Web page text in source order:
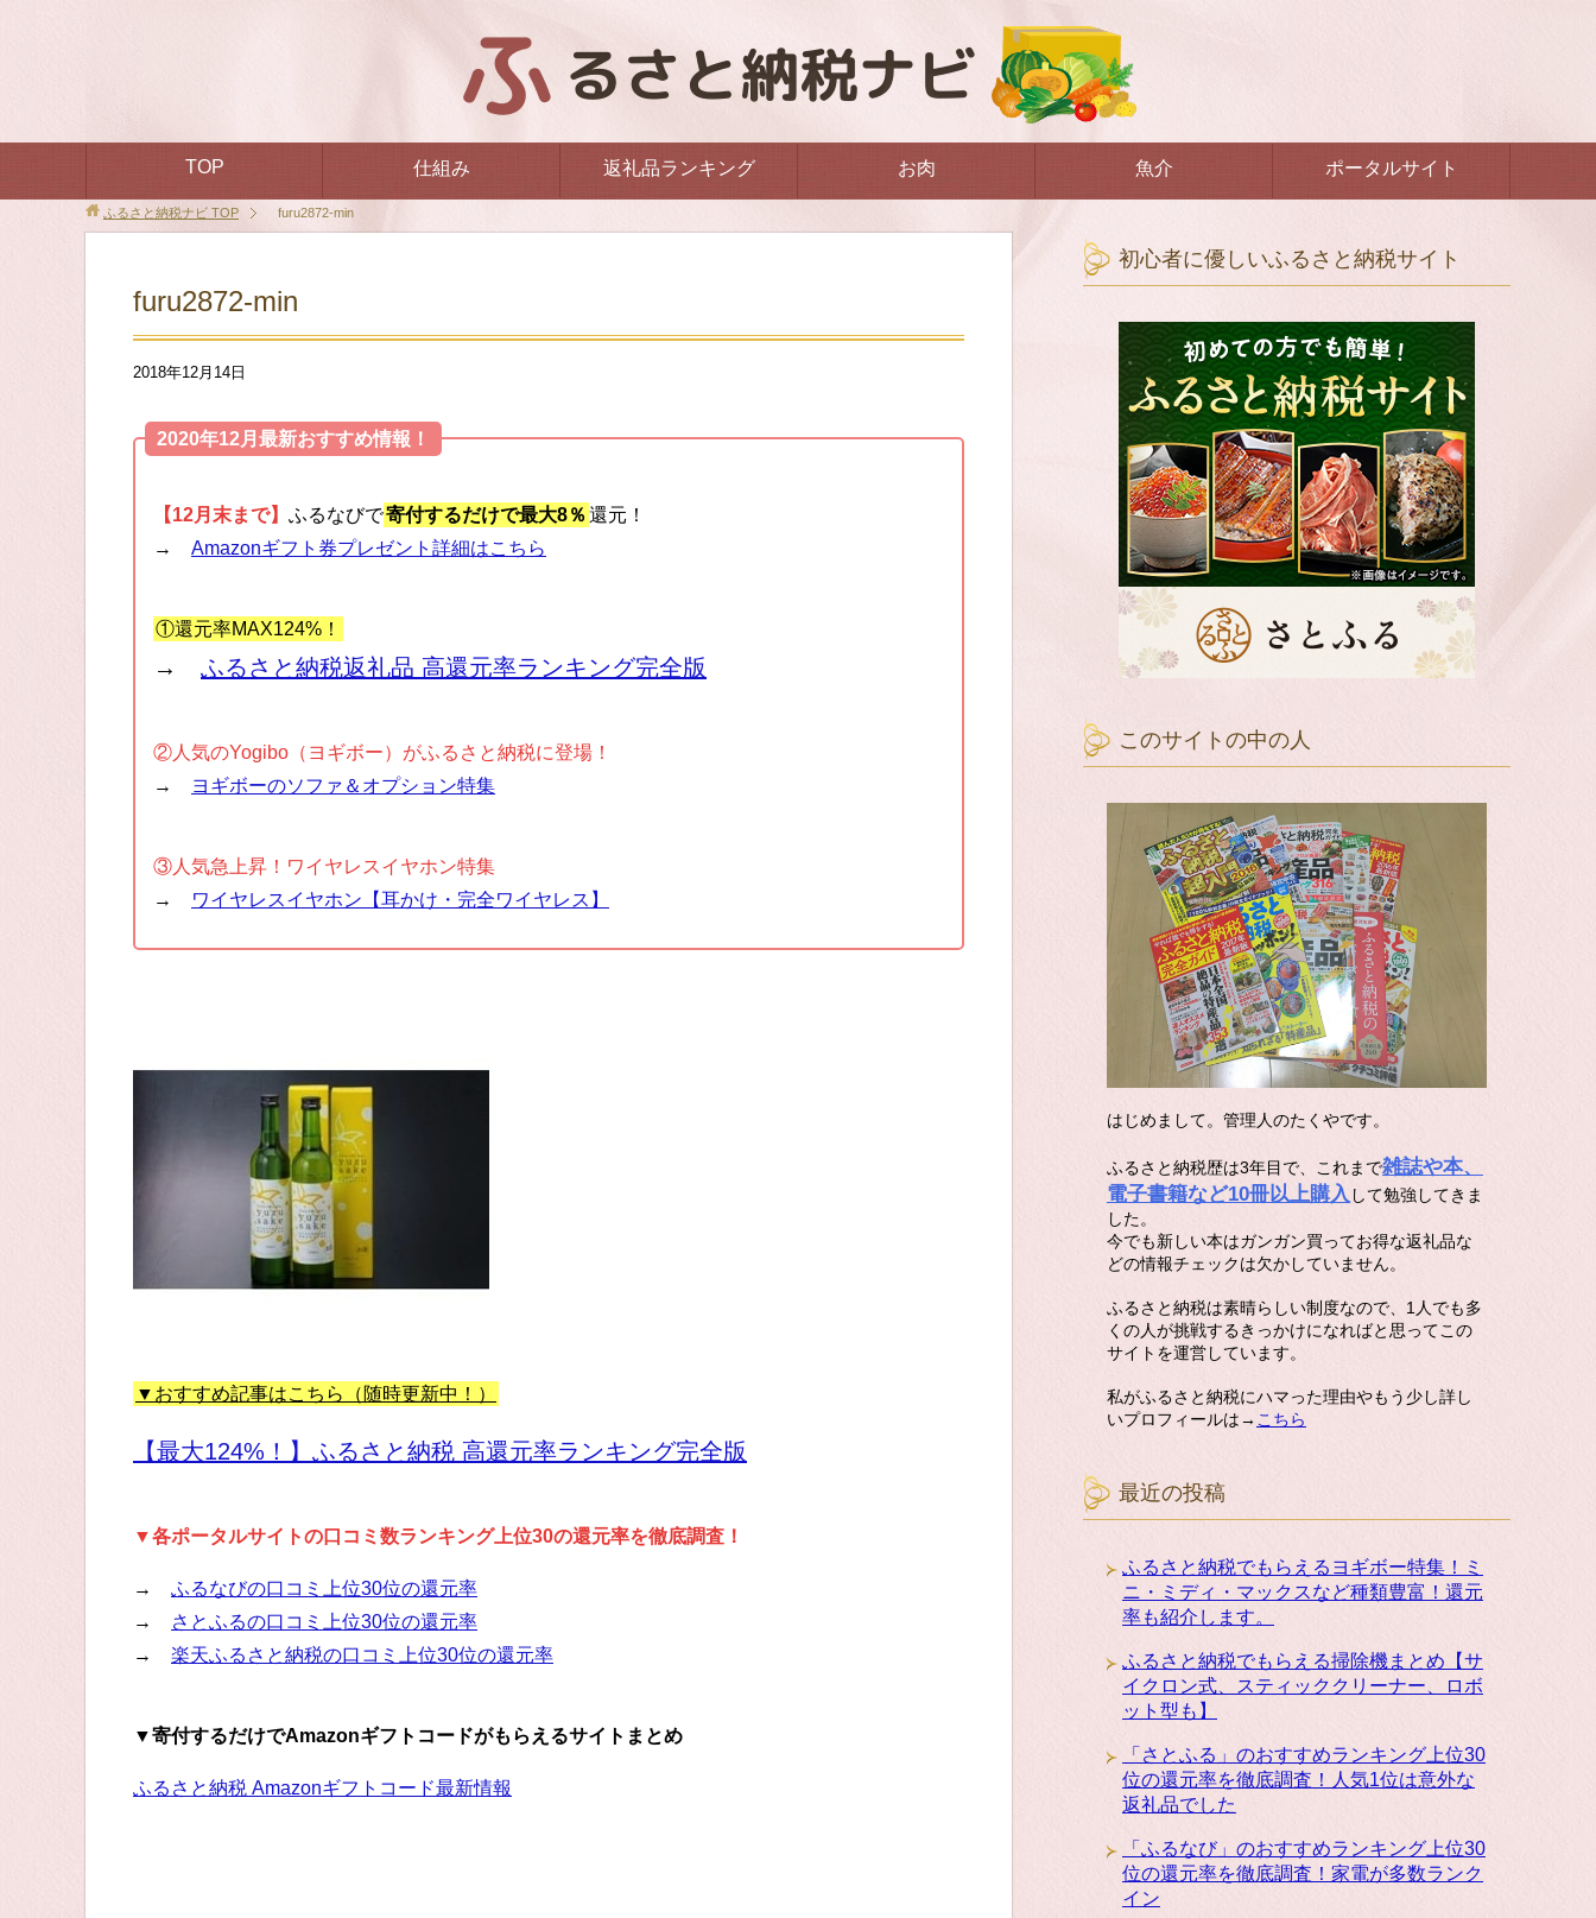
TOP 仕組み 返礼品ランキング お肉 魚介 ポータルサイト
ふるさと納税ナビ TOP furu2872-min
furu2872-min
2018年12月14日
2020年12月最新おすすめ情報！
【12月末まで】 ふるなびで寄付するだけで最大8％ 還元！
→ Amazonギフト券プレゼント詳細はこちら
①還元率MAX124%！
→ ふるさと納税返礼品 高還元率ランキング完全版
②人気のYogibo（ヨギボー）がふるさと納税に登場！
→
ヨギボーのソファ＆オプション特集
③人気急上昇！ワイヤレスイヤホン特集
→
ワイヤレスイヤホン【耳かけ・完全ワイヤレス】
▼おすすめ記事はこちら（随時更新中！）
【最大124%！】ふるさと納税 高還元率ランキング完全版
▼各ポータルサイトの口コミ数ランキング上位30の還元率を徹底調査！
→ ふるなびの口コミ上位30位の還元率
→
さとふるの口コミ上位30位の還元率
→ 楽天ふるさと納税の口コミ上位30位の還元率
▼寄付するだけでAmazonギフトコードがもらえるサイトまとめ
ふるさと納税 Amazonギフトコード最新情報
初心者に優しいふるさと納税サイト
このサイトの中の人
はじめまして。管理人のたくやです。
ふるさと納税歴は3年目で、これまで雑誌や本、
電子書籍など10冊以上購入 して勉強してきま
した。
今でも新しい本はガンガン買ってお得な返礼品な
どの情報チェックは欠かしていません。
ふるさと納税は素晴らしい制度なので、1人でも多
くの人が挑戦するきっかけになればと思ってこの
サイトを運営しています。
私がふるさと納税にハマった理由やもう少し詳し
いプロフィールは→ こちら
最近の投稿
ふるさと納税でもらえるヨギボー特集！ミ
ニ・ミディ・マックスなど種類豊富！還元
率も紹介します。
ふるさと納税でもらえる掃除機まとめ【サ
イクロン式、スティッククリーナー、ロボ
ット型も】
「さとふる」のおすすめランキング上位30
位の還元率を徹底調査！人気1位は意外な
返礼品でした
「ふるなび」のおすすめランキング上位30
位の還元率を徹底調査！家電が多数ランク
イン